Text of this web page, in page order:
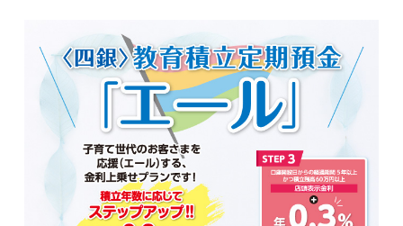
お手続き・お問い合わせ
金利・手数料・為替
口座開設